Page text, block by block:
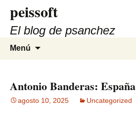
contenido
peissoft
El blog de psanchez
Menú
Antonio Banderas: España
agosto 10, 2025 Uncategorized